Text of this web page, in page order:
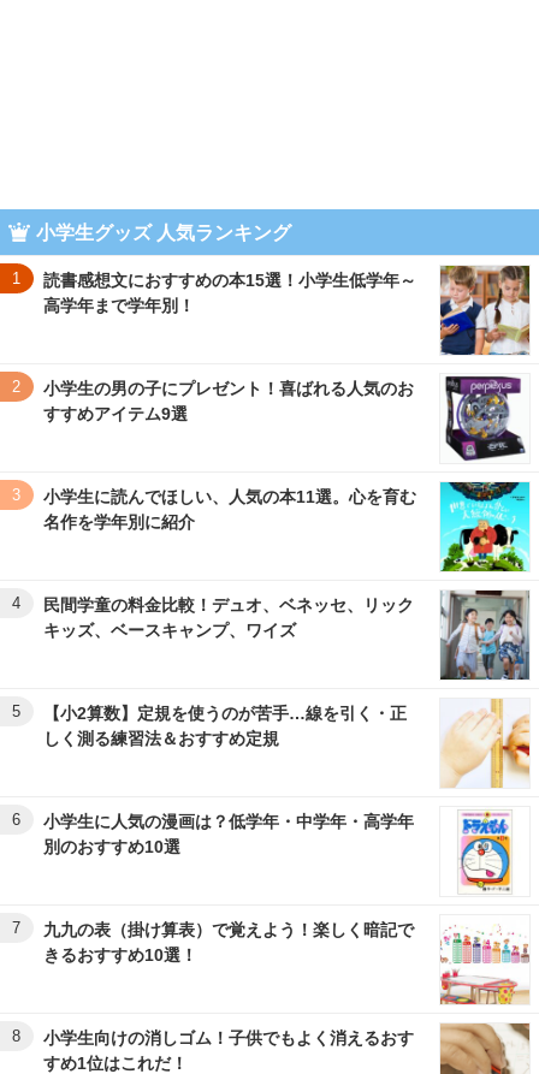
小学生グッズ 人気ランキング
1
読書感想文におすすめの本15選！小学生低学年～
高学年まで学年別！
2
小学生の男の子にプレゼント！喜ばれる人気のお
すすめアイテム9選
3
小学生に読んでほしい、人気の本11選。心を育む
名作を学年別に紹介
4
民間学童の料金比較！デュオ、ベネッセ、リック
キッズ、ベースキャンプ、ワイズ
5
【小2算数】定規を使うのが苦手…線を引く・正
しく測る練習法＆おすすめ定規
6
小学生に人気の漫画は？低学年・中学年・高学年
別のおすすめ10選
7
九九の表（掛け算表）で覚えよう！楽しく暗記で
きるおすすめ10選！
8
小学生向けの消しゴム！子供でもよく消えるおす
すめ1位はこれだ！